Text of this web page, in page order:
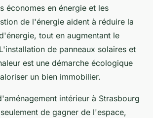
économes en énergie et les
de l'énergie aident à réduire la
tout en augmentant le
de panneaux solaires et
est une démarche écologique
un bien immobilier.
intérieur à Strasbourg
de gagner de l'espace,